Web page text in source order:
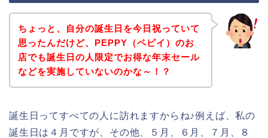
ちょっと、自分の誕生日を今日祝っていて
思ったんだけど、PEPPY（ペピイ）のお
店でも誕生日の人限定でお得な年末セール
などを実施していないのかな～！？
誕生日ってすべての人に訪れますからね♪例えば、私の
誕生日は４月ですが、その他、５月、６月、７月、８